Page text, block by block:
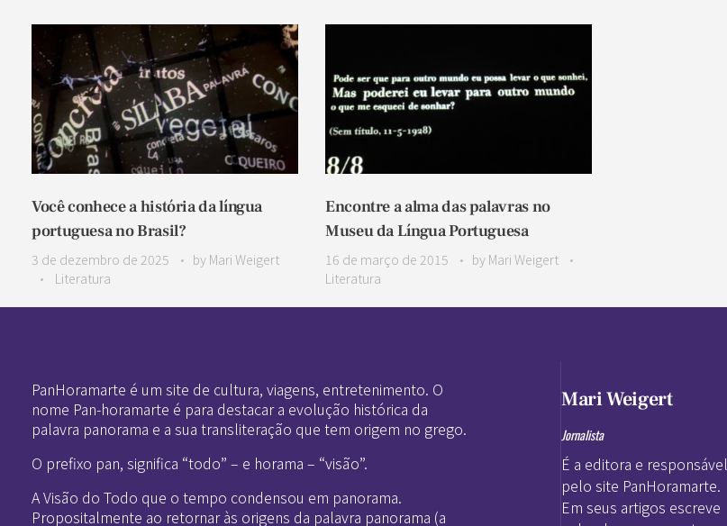
Você conhece a história da língua
portuguesa no Brasil?
3 de dezembro de 2025 by Mari Weigert
Literatura
Encontre a alma das palavras no
Museu da Língua Portuguesa
16 de março de 2015 by Mari Weigert
Literatura
PanHoramarte é um site de cultura, viagens, entretenimento. O
nome Pan-horamarte é para destacar a evolução histórica da
palavra panorama e a sua transliteração que tem origem no grego.
O prefixo pan, significa “todo” – e horama – “visão”.
A Visão do Todo que o tempo condensou em panorama.
Propositalmente ao retornar às origens da palavra panorama (a
Mari Weigert
Jornalista
É a editora e responsável
pelo site PanHoramarte.
Em seus artigos escreve